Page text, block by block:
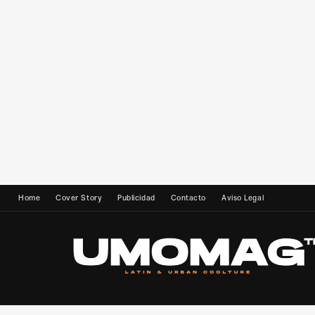
Home Cover Story Publicidad Contacto Aviso Legal